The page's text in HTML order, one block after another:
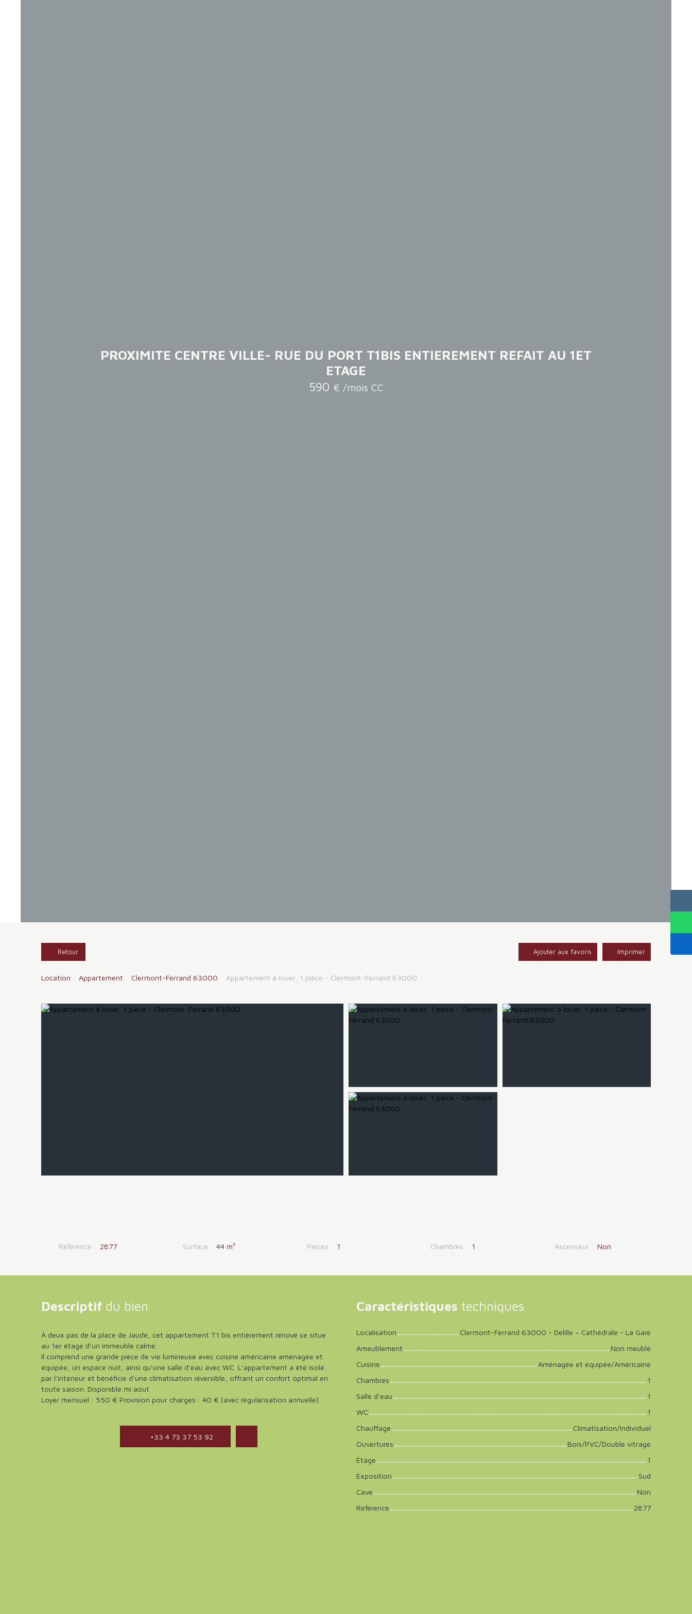
PROXIMITE CENTRE VILLE- RUE DU PORT T1BIS ENTIEREMENT REFAIT AU 1ET
ETAGE
590 € /mois CC
Retour Ajouter aux favoris Imprimer
Location Appartement Clermont-Ferrand 63000 Appartement à louer, 1 pièce - Clermont-Ferrand 63000
Référence : 2877 Surface : 44 m² Pièces : 1 Chambres : 1 Ascenseur : Non
Descriptif du bien
À deux pas de la place de Jaude, cet appartement T1 bis entièrement rénové se situe
au 1er étage d’un immeuble calme.
Il comprend une grande pièce de vie lumineuse avec cuisine américaine aménagée et
équipée, un espace nuit, ainsi qu’une salle d’eau avec WC. L’appartement a été isolé
par l’intérieur et bénéficie d’une climatisation réversible, offrant un confort optimal en
toute saison. Disponible mi aout
Loyer mensuel : 550 € Provision pour charges : 40 € (avec régularisation annuelle)
+33 4 73 37 53 92
Caractéristiques techniques
Localisation
Clermont-Ferrand 63000 - Delille – Cathédrale - La Gare
Ameublement
Non meublé
Cuisine
Aménagée et équipée/Américaine
Chambres
1
Salle d'eau
1
WC
1
Chauffage
Climatisation/Individuel
Ouvertures
Bois/PVC/Double vitrage
Étage
1
Exposition
Sud
Cave
Non
Référence
2877